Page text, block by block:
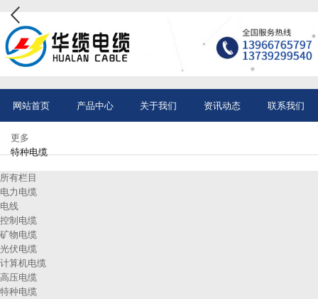
网站首页 产品中心 关于我们 资讯动态 联系我们
更多
特种电缆
所有栏目
电力电缆
电线
控制电缆
矿物电缆
光伏电缆
计算机电缆
高压电缆
特种电缆